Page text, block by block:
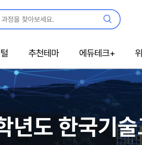
검
색
추천테마 에듀테크+
도 한국기술